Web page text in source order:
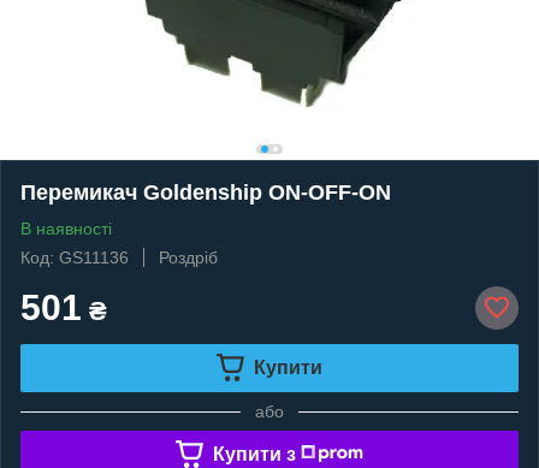
Перемикач Goldenship ON-OFF-ON
В наявності
Код: GS11136
Роздріб
501 ₴
Купити
або
Купити з